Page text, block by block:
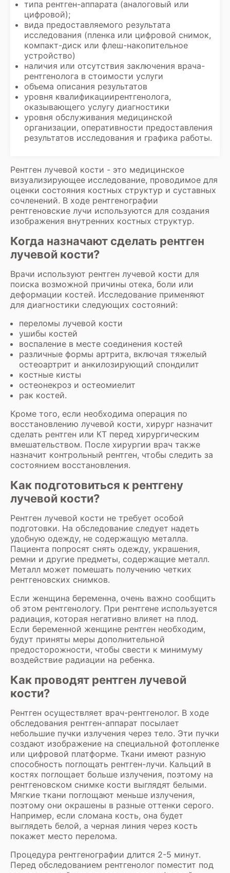
типа рентген-аппарата (аналоговый или
цифровой);
вида предоставляемого результата
исследования (пленка или цифровой снимок,
компакт-диск или флеш-накопительное
устройство)
наличия или отсутствия заключения врача-
рентгенолога в стоимости услуги
объема описания результатов
уровня квалификациирентгенолога,
оказывающего услугу диагностики
уровня обслуживания медицинской
организации, оперативности предоставления
результатов исследования и графика работы.
Рентген лучевой кости - это медицинское
визуализирующее исследование, проводимое для
оценки состояния костных структур и суставных
сочленений. В ходе рентгенографии
рентгеновские лучи используются для создания
изображения внутренних костных структур.
Когда назначают сделать рентген
лучевой кости?
Врачи используют рентген лучевой кости для
поиска возможной причины отека, боли или
деформации костей. Исследование применяют
для диагностики следующих состояний:
переломы лучевой кости
ушибы костей
воспаление в месте соединения костей
различные формы артрита, включая тяжелый
остеоартрит и анкилозирующий спондилит
костные кисты
остеонекроз и остеомиелит
рак костей.
Кроме того, если необходима операция по
восстановлению лучевой кости, хирург назначит
сделать рентген или КТ перед хирургическим
вмешательством. После хирургии врач также
назначит контрольный рентген, чтобы следить за
состоянием восстановления.
Как подготовиться к рентгену
лучевой кости?
Рентген лучевой кости не требует особой
подготовки. На обследование следует надеть
удобную одежду, не содержащую металла.
Пациента попросят снять одежду, украшения,
ремни и другие предметы, содержащие металл.
Металл может помешать получению четких
рентгеновских снимков.
Если женщина беременна, очень важно сообщить
об этом рентгенологу. При рентгене используется
радиация, которая негативно влияет на плод.
Если беременной женщине рентген необходим,
будут приняты меры дополнительной
предосторожности, чтобы свести к минимуму
воздействие радиации на ребенка.
Как проводят рентген лучевой
кости?
Рентген осуществляет врач-рентгенолог. В ходе
обследования рентген-аппарат посылает
небольшие пучки излучения через тело. Эти пучки
создают изображение на специальной фотопленке
или цифровой платформе. Ткани имеют разную
способность поглощать рентген-лучи. Кальций в
костях поглощает больше излучения, поэтому на
рентгеновском снимке кости выглядят белыми.
Мягкие ткани поглощают меньше излучения,
поэтому они окрашены в разные оттенки серого.
Например, если сломана кость, она будет
выглядеть белой, а черная линия через кость
покажет место перелома.
Процедура рентгенографии длится 2-5 минут.
Перед обследованием рентгенолог поместит под